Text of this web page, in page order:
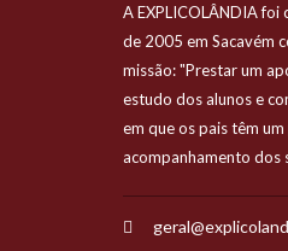
A EXPLICOLÂNDIA foi
de 2005 em Sacavém
missão: "Prestar um
estudo dos alunos e
em que os pais têm
acompanhamento dos